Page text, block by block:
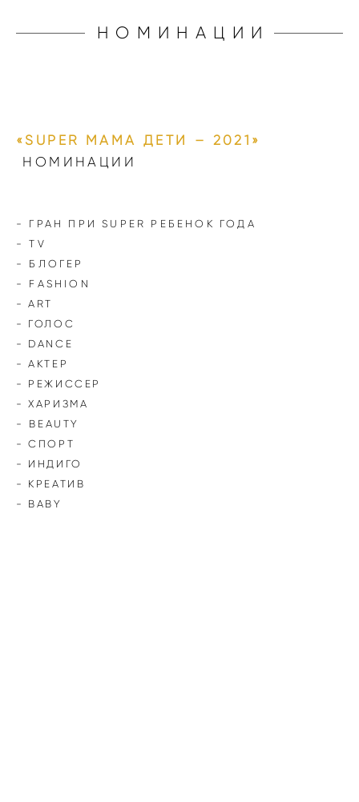
НОМИНАЦИИ
«SUPER МАМА ДЕТИ – 2021»
НОМИНАЦИИ
- ГРАН ПРИ SUPER РЕБЕНОК ГОДА
- TV
- БЛОГЕР
- FASHION
- ART
- ГОЛОС
- DANCE
- АКТЕР
- РЕЖИССЕР
- ХАРИЗМА
- BEAUTY
- СПОРТ
- ИНДИГО
- КРЕАТИВ
- BABY